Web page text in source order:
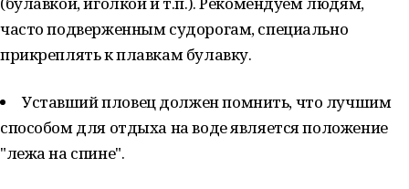
часто подверженным судорогам, специально
прикреплять к плавкам булавку.
Уставший пловец должен помнить, что лучшим
способом для отдыха на воде является положение
"лежа на спине".